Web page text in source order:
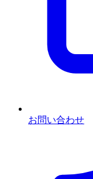
お問い合わせ